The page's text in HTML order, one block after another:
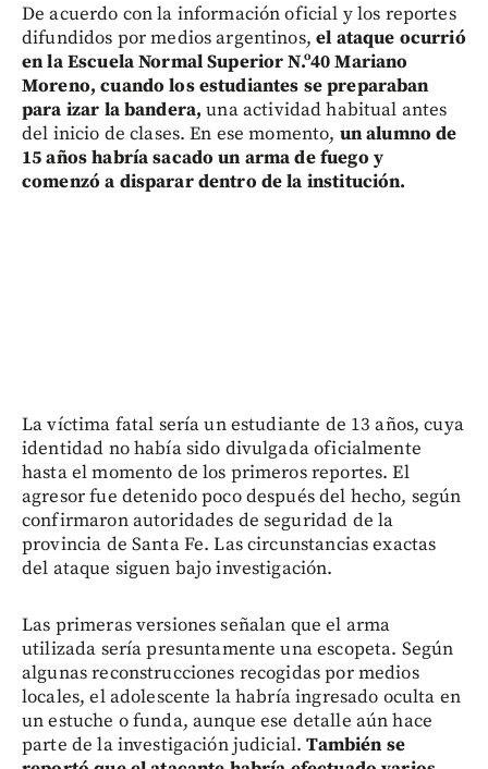
De acuerdo con la información oficial y los reportes
difundidos por medios argentinos, el ataque ocurrió
en la Escuela Normal Superior N.º40 Mariano
Moreno, cuando los estudiantes se preparaban
para izar la bandera, una actividad habitual antes
del inicio de clases. En ese momento, un alumno de
15 años habría sacado un arma de fuego y
comenzó a disparar dentro de la institución.
La víctima fatal sería un estudiante de 13 años, cuya
identidad no había sido divulgada oficialmente
hasta el momento de los primeros reportes. El
agresor fue detenido poco después del hecho, según
confirmaron autoridades de seguridad de la
provincia de Santa Fe. Las circunstancias exactas
del ataque siguen bajo investigación.
Las primeras versiones señalan que el arma
utilizada sería presuntamente una escopeta. Según
algunas reconstrucciones recogidas por medios
locales, el adolescente la habría ingresado oculta en
un estuche o funda, aunque ese detalle aún hace
parte de la investigación judicial. También se